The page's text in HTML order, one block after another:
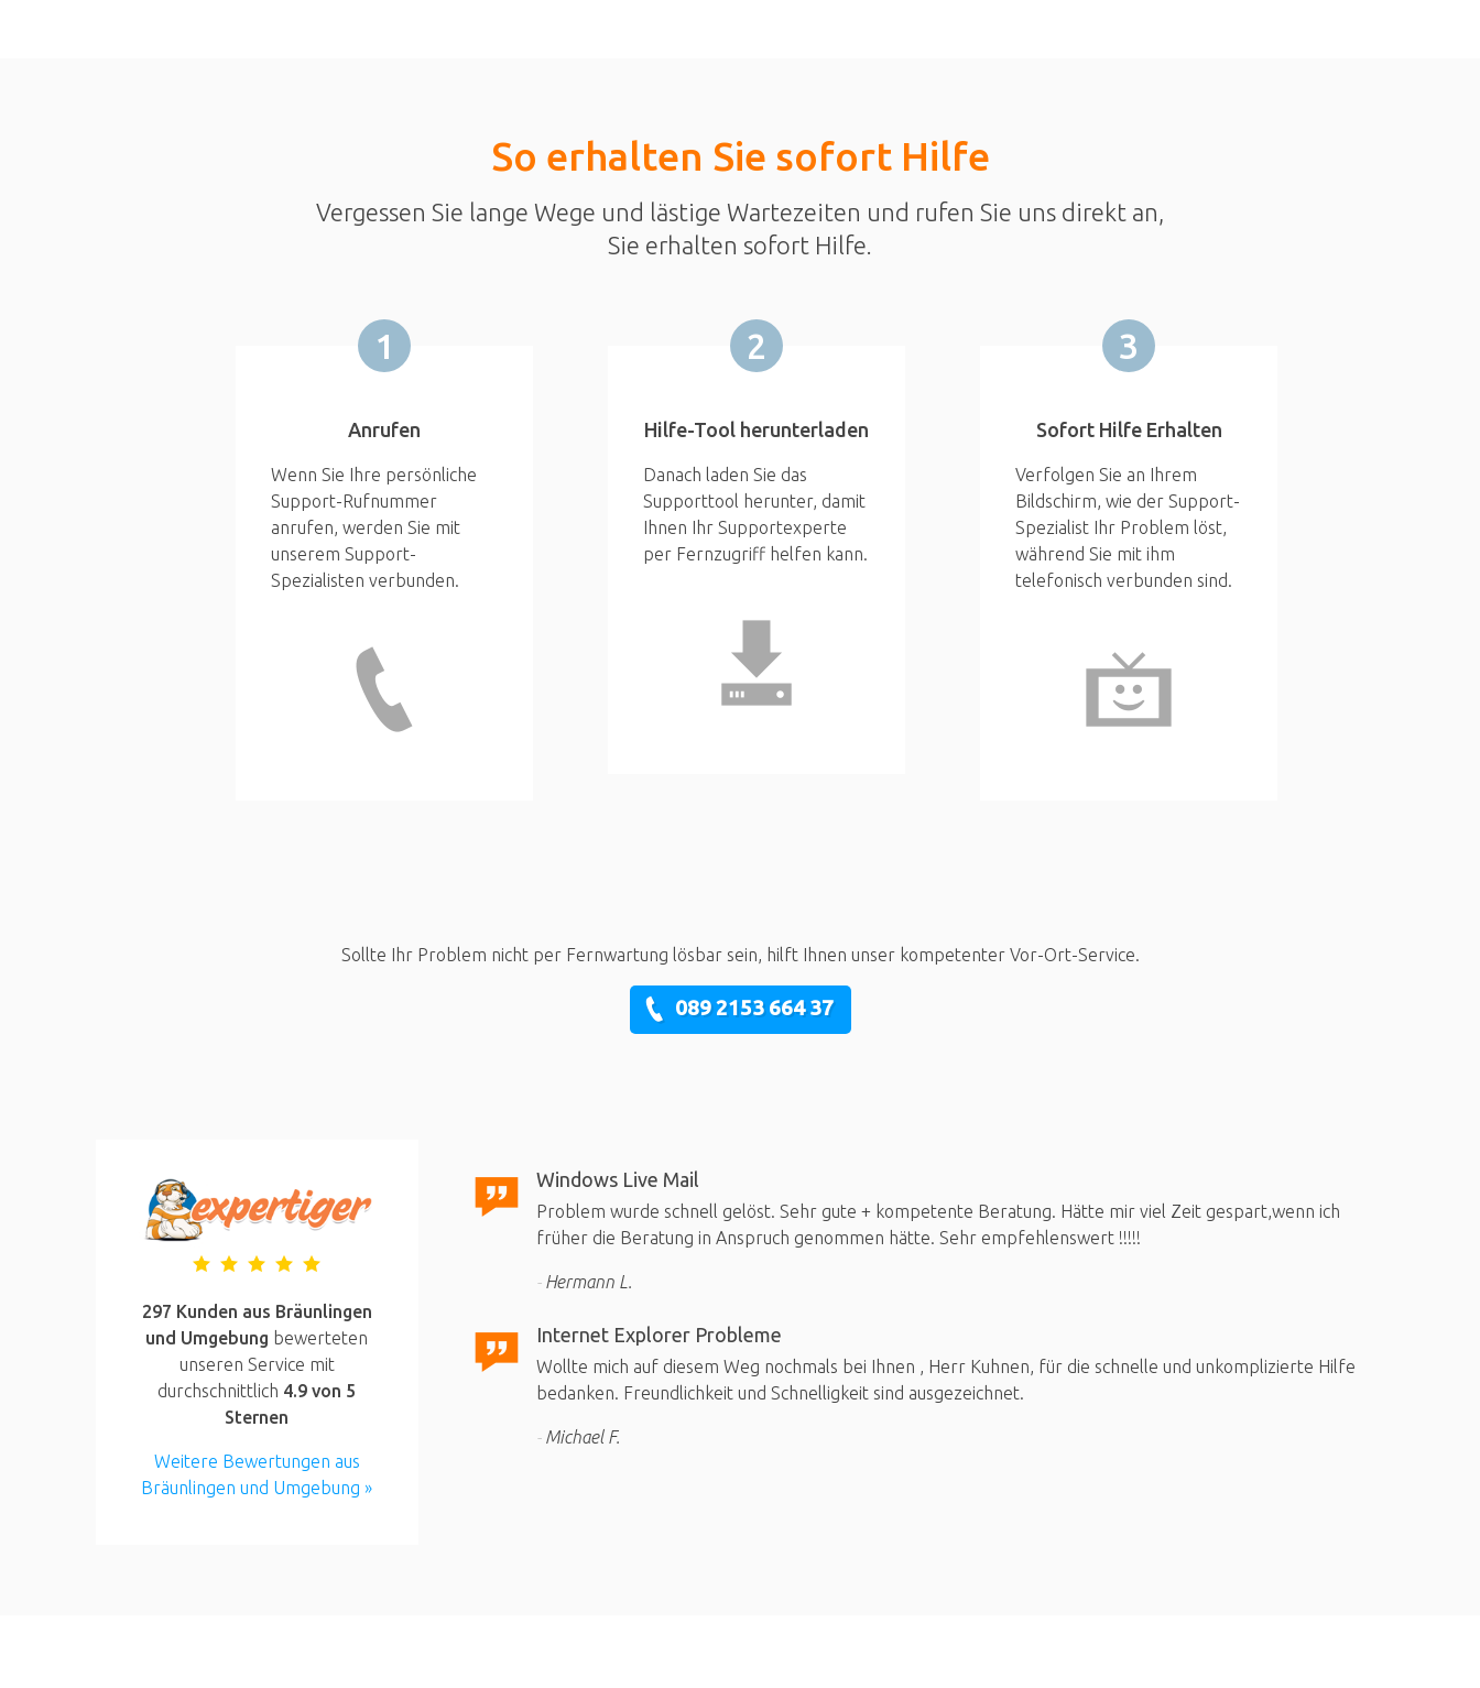
So erhalten Sie sofort Hilfe
Vergessen Sie lange Wege und lästige Wartezeiten und rufen Sie uns direkt an,
Sie erhalten sofort Hilfe.
1
Anrufen
Wenn Sie Ihre persönliche
Support-Rufnummer
anrufen, werden Sie mit
unserem Support-
Spezialisten verbunden.
2
Hilfe-Tool herunterladen
Danach laden Sie das
Supporttool herunter, damit
Ihnen Ihr Supportexperte
per Fernzugriff helfen kann.
3
Sofort Hilfe Erhalten
Verfolgen Sie an Ihrem
Bildschirm, wie der Support-
Spezialist Ihr Problem löst,
während Sie mit ihm
telefonisch verbunden sind.
Sollte Ihr Problem nicht per Fernwartung lösbar sein, hilft Ihnen unser kompetenter Vor-Ort-Service.
089 2153 664 37
297 Kunden aus Bräunlingen
und Umgebung bewerteten
unseren Service mit
durchschnittlich 4.9 von 5
Sternen
Weitere Bewertungen aus
Bräunlingen und Umgebung »
Windows Live Mail
Problem wurde schnell gelöst. Sehr gute + kompetente Beratung. Hätte mir viel Zeit gespart,wenn ich
früher die Beratung in Anspruch genommen hätte. Sehr empfehlenswert !!!!!
Hermann L.
Internet Explorer Probleme
Wollte mich auf diesem Weg nochmals bei Ihnen , Herr Kuhnen, für die schnelle und unkomplizierte Hilfe
bedanken. Freundlichkeit und Schnelligkeit sind ausgezeichnet.
Michael F.